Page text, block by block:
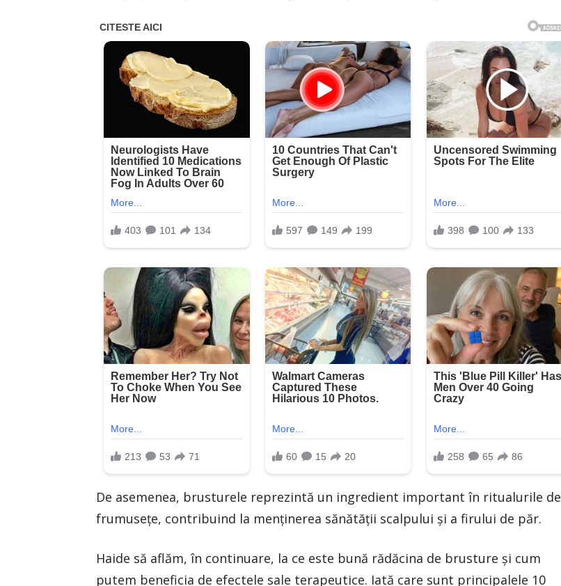
De asemenea, brusturele reprezintă un ingredient important în ritualurile de
frumuseţe, contribuind la menţinerea sănătăţii scalpului şi a firului de păr.
Haide să aflăm, în continuare, la ce este bună rădăcina de brusture şi cum
putem beneficia de efectele sale terapeutice. Iată care sunt principalele 10